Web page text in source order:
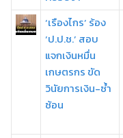
‘เรืองไกร’ ร้อง
‘ป.ป.ช.’ สอบ
แจกเงินหมื่น
เกษตรกร ขัด
วินัยการเงิน-ซ้ำ
ซ้อน